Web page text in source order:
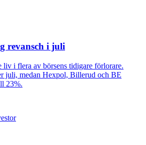
revansch i juli
liv i flera av börsens tidigare förlorare.
juli, medan Hexpol, Billerud och BE
23%.